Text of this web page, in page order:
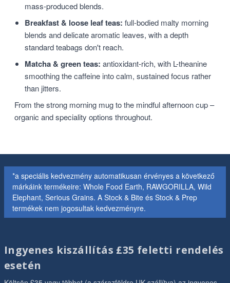
mass-produced blends.
Breakfast & loose leaf teas: full-bodied malty morning
blends and delicate aromatic leaves, with a depth
standard teabags don't reach.
Matcha & green teas: antioxidant-rich, with L-theanine
smoothing the caffeine into calm, sustained focus rather
than jitters.
From the strong morning mug to the mindful afternoon cup –
organic and speciality options throughout.
*a speciális kedvezmény automatikusan érvényes a következő
márkáink termékeire: Whole Food Earth, RAWGORILLA, Wild
Elephant, Serious Grains. A Stock & Bite és Stock & Prep
termékek nem jogosultak kedvezményre.
Ingyenes kiszállítás £35 feletti rendelés
esetén